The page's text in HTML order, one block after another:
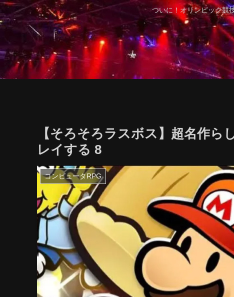
ついに！オリンピック競
【そろそろラスボス】超名作
レイする 8
コンピュータRPG